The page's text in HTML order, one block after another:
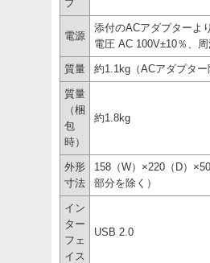
プ
電源
添付のACアダプターよ
電圧 AC 100V±10％、
質量 約1.1kg（ACアダプター
質量
（梱
包
時）
約1.8kg
外形
寸法
158（W）×220（D）
部分を除く）
イン
ター
フェ
イス
USB 2.0